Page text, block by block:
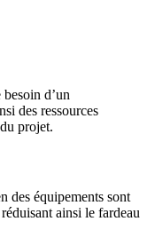
d’un
des ressources
projet.
des équipements sont
ainsi le fardeau